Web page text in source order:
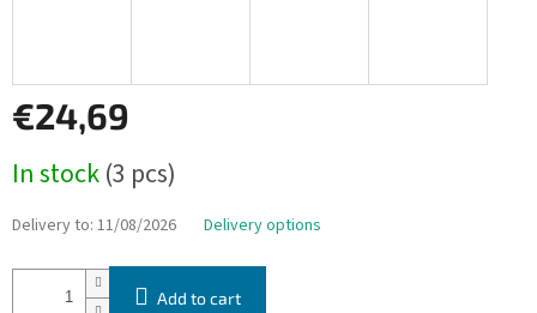
€24,69
price:
In stock(3 pcs)
Delivery to: 11/08/2026 Delivery options
Add to cart